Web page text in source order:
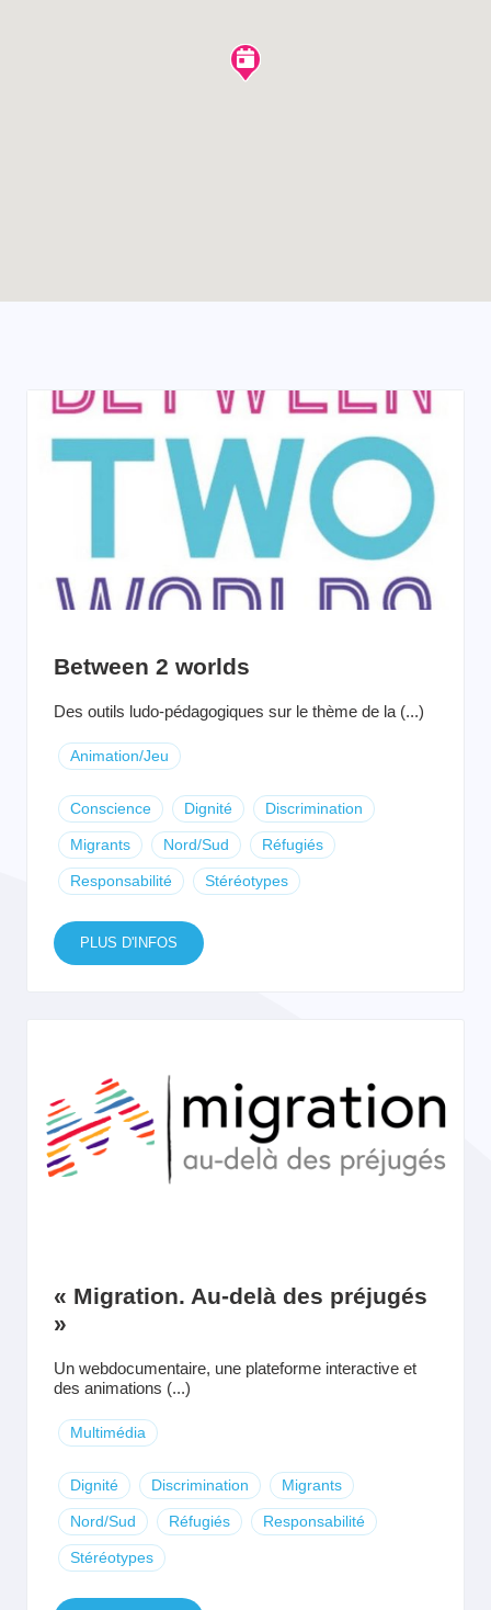
Between 2 worlds
Des outils ludo-pédagogiques sur le thème de la (...)
Animation/Jeu
Conscience Dignité Discrimination
Migrants Nord/Sud Réfugiés
Responsabilité Stéréotypes
PLUS D'INFOS
« Migration. Au-delà des préjugés
»
Un webdocumentaire, une plateforme interactive et
des animations (...)
Multimédia
Dignité Discrimination Migrants
Nord/Sud Réfugiés Responsabilité
Stéréotypes